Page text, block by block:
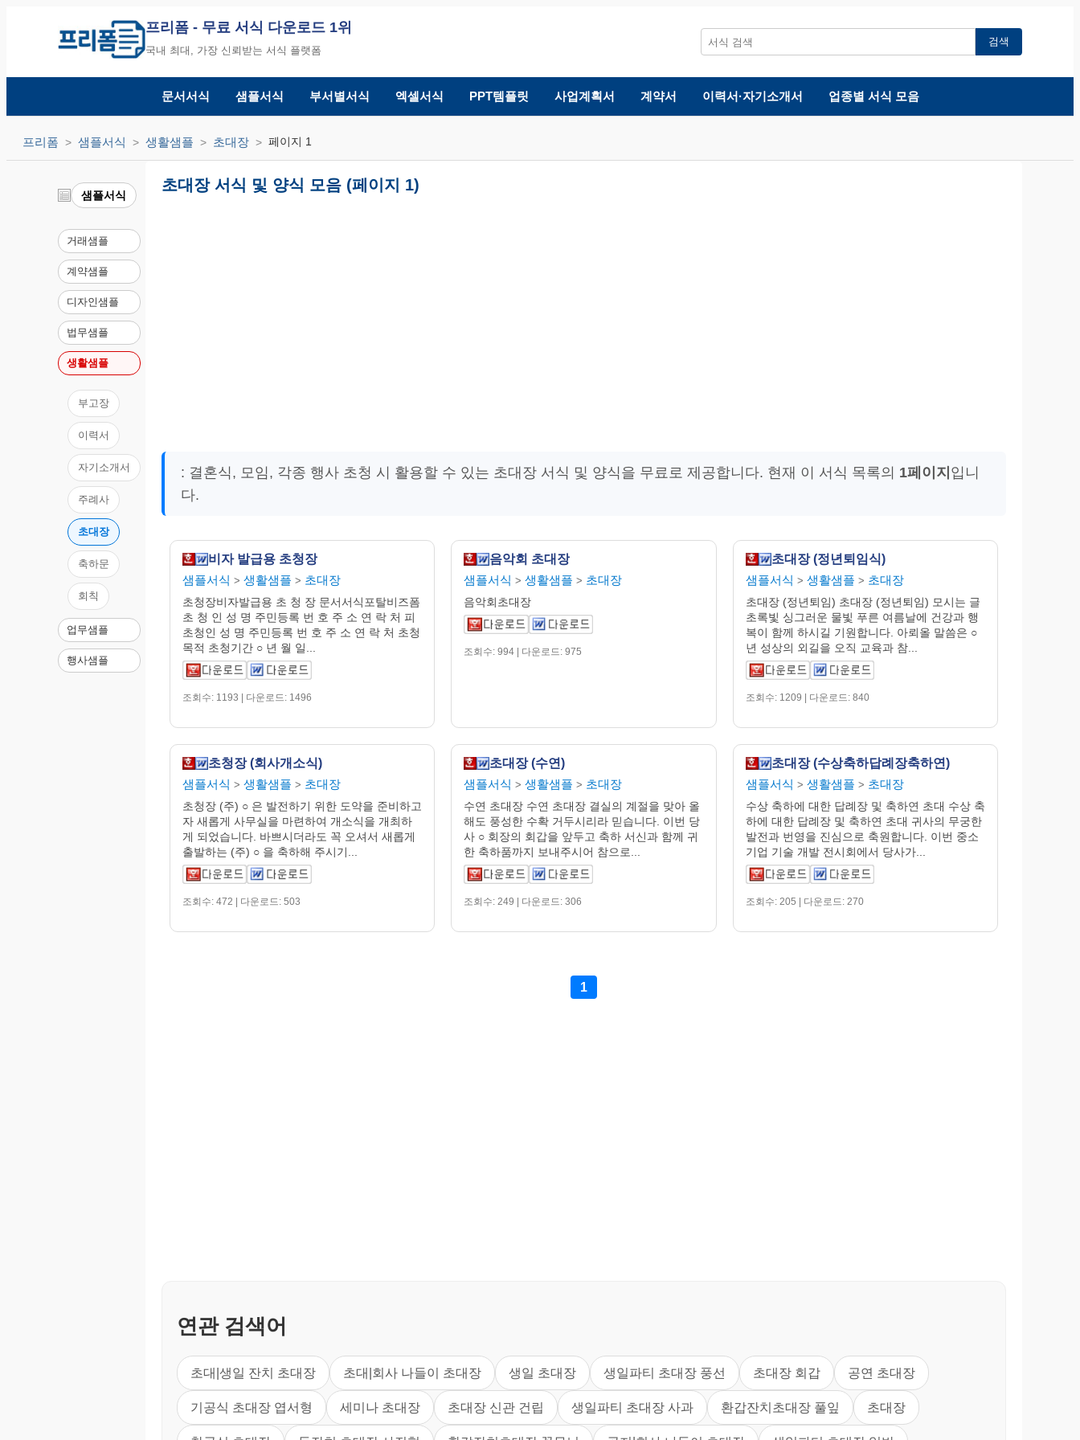
프리폼 - 무료 서식 다운로드 1위
국내 최대, 가장 신뢰받는 서식 플랫폼
검색
문서서식 샘플서식 부서별서식 엑셀서식 PPT템플릿 사업계획서 계약서 이력서·자기소개서 업종별 서식 모음
프리폼 샘플서식 생활샘플 초대장 페이지 1
샘플서식
거래샘플
계약샘플
디자인샘플
법무샘플
생활샘플
부고장
이력서
자기소개서
주례사
초대장
축하문
회칙
업무샘플
행사샘플
초대장 서식 및 양식 모음 (페이지 1)
: 결혼식, 모임, 각종 행사 초청 시 활용할 수 있는 초대장 서식 및 양식을 무료로 제공합니다. 현재 이 서식 목록의 1페이지 입니
다.
비자 발급용 초청장
샘플서식 > 생활샘플 > 초대장
초청장비자발급용 초 청 장 문서서식포탈비즈폼
초 청 인 성 명 주민등록 번 호 주 소 연 락 처 피
초청인 성 명 주민등록 번 호 주 소 연 락 처 초청
목적 초청기간 ○ 년 월 일...
조회수: 1193 | 다운로드: 1496
음악회 초대장
샘플서식 >생활샘플 > 초대장
음악회초대장
조회수: 994 | 다운로드: 975
초대장 (정년퇴임식)
샘플서식 > 생활샘플 > 초대장
초대장 (정년퇴임) 초대장 (정년퇴임) 모시는 글
초록빛 싱그러운 물빛 푸른 여름날에 건강과 행
복이 함께 하시길 기원합니다. 아뢰올 말씀은 ○
년 성상의 외길을 오직 교육과 참...
조회수: 1209 | 다운로드: 840
초청장 (회사개소식)
샘플서식 > 생활샘플 > 초대장
초청장 (주) ○ 은 발전하기 위한 도약을 준비하고
자 새롭게 사무실을 마련하여 개소식을 개최하
게 되었습니다. 바쁘시더라도 꼭 오셔서 새롭게
출발하는 (주) ○ 을 축하해 주시기...
조회수: 472 | 다운로드: 503
초대장 (수연)
샘플서식 >생활샘플 > 초대장
수연 초대장 수연 초대장 결실의 계절을 맞아 올
해도 풍성한 수확 거두시리라 믿습니다. 이번 당
사 ○ 회장의 회갑을 앞두고 축하 서신과 함께 귀
한 축하품까지 보내주시어 참으로...
조회수: 249 | 다운로드: 306
초대장 (수상축하답례장축하연)
샘플서식 > 생활샘플 > 초대장
수상 축하에 대한 답례장 및 축하연 초대 수상 축
하에 대한 답례장 및 축하연 초대 귀사의 무궁한
발전과 번영을 진심으로 축원합니다. 이번 중소
기업 기술 개발 전시회에서 당사가...
조회수: 205 | 다운로드: 270
1
연관 검색어
초대|생일 잔치 초대장 초대|회사 나들이 초대장 생일 초대장 생일파티 초대장 풍선 초대장 회갑 공연 초대장
기공식 초대장 엽서형 세미나 초대장 초대장 신관 건립 생일파티 초대장 사과 환갑잔치초대장 풀잎 초대장